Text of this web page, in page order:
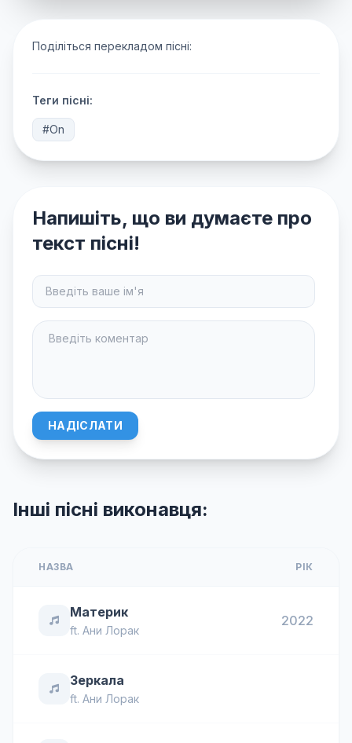
Поділіться перекладом пісні:
Теги пісні:
#On
Напишіть, що ви думаєте про
текст пісні!
НАДІСЛАТИ
Інші пісні виконавця:
НАЗВА РІК
Материк
ft. Ани Лорак
2022
Зеркала
ft. Ани Лорак